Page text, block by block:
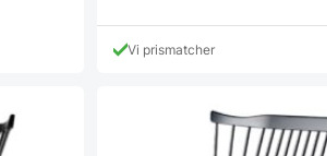
Vi prismatcher